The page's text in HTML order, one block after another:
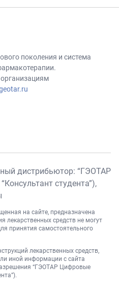
поколения и система
дистрибьютор: “ГЭОТАР
студента”),
на сайте, предназначена
лекарственных средств не могут
принятия самостоятельного
лекарственных средств,
иной информации с сайта
“ГЭОТАР Цифровые